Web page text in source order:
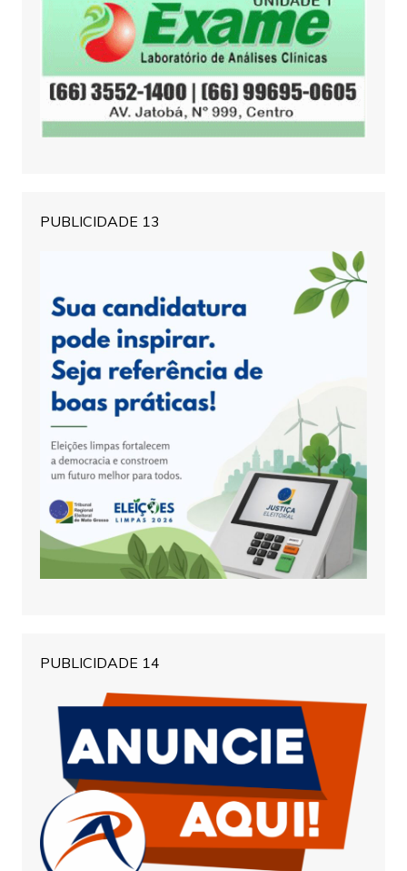
PUBLICIDADE 13
PUBLICIDADE 14